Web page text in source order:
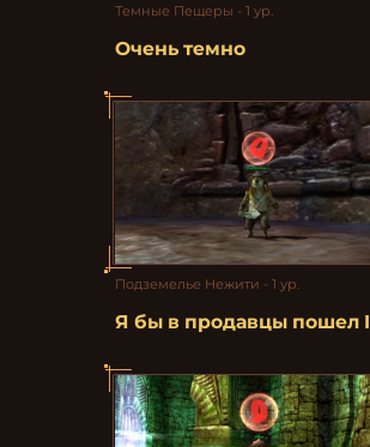
Темные Пещеры - 1 ур.
Очень темно
Подземелье Нежити - 1 ур.
Я бы в продавцы пошел I